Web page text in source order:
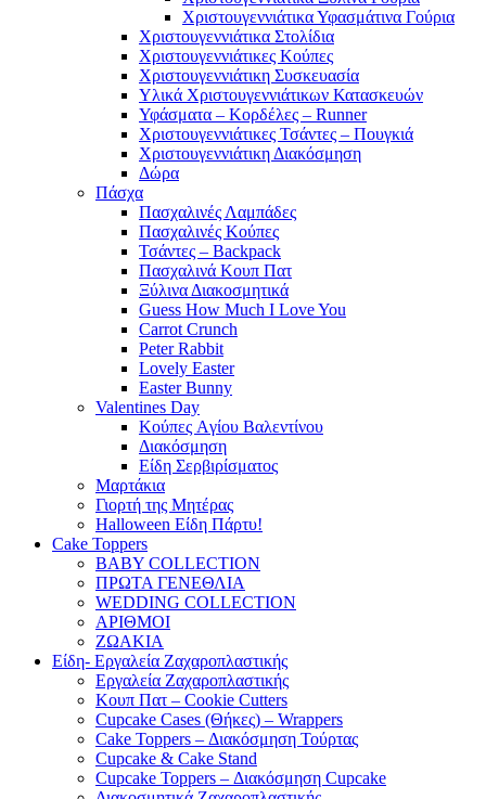
Χριστουγεννιάτικα Υφασμάτινα Γούρια
Χριστουγεννιάτικα Στολίδια
Χριστουγεννιάτικες Κούπες
Χριστουγεννιάτικη Συσκευασία
Υλικά Χριστουγεννιάτικων Κατασκευών
Υφάσματα – Κορδέλες – Runner
Χριστουγεννιάτικες Τσάντες – Πουγκιά
Χριστουγεννιάτικη Διακόσμηση
Δώρα
Πάσχα
Πασχαλινές Λαμπάδες
Πασχαλινές Κούπες
Τσάντες – Backpack
Πασχαλινά Κουπ Πατ
Ξύλινα Διακοσμητικά
Guess How Much I Love You
Carrot Crunch
Peter Rabbit
Lovely Easter
Easter Bunny
Valentines Day
Κούπες Aγίου Βαλεντίνου
Διακόσμηση
Είδη Σερβιρίσματος
Μαρτάκια
Γιορτή της Μητέρας
Halloween Είδη Πάρτυ!
Cake Toppers
BABY COLLECTION
ΠΡΩΤΑ ΓΕΝΕΘΛΙΑ
WEDDING COLLECTION
ΑΡΙΘΜΟΙ
ΖΩΑΚΙΑ
Είδη- Εργαλεία Ζαχαροπλαστικής
Εργαλεία Ζαχαροπλαστικής
Κουπ Πατ – Cookie Cutters
Cupcake Cases (Θήκες) – Wrappers
Cake Toppers – Διακόσμηση Τούρτας
Cupcake & Cake Stand
Cupcake Toppers – Διακόσμηση Cupcake